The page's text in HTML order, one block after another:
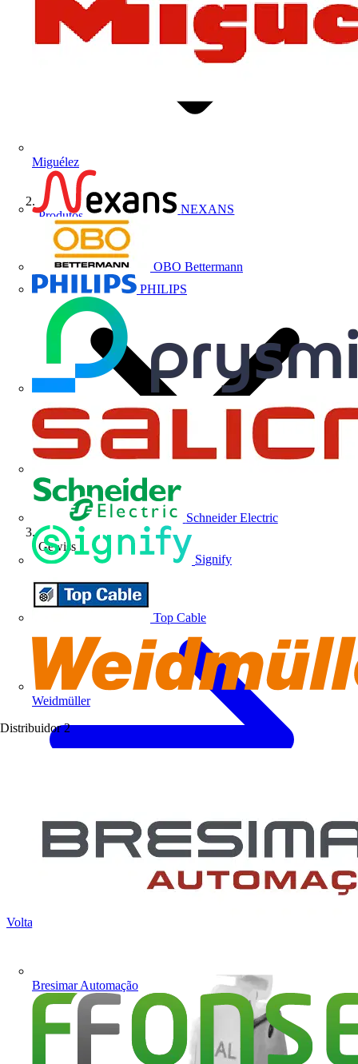
Miguélez
NEXANS
OBO Bettermann
PHILIPS
Schneider Electric
Signify
Top Cable
Weidmüller
Distribuidor 2
Bresimar Automação
Produtos
Gewiss
Voltar para Produtos